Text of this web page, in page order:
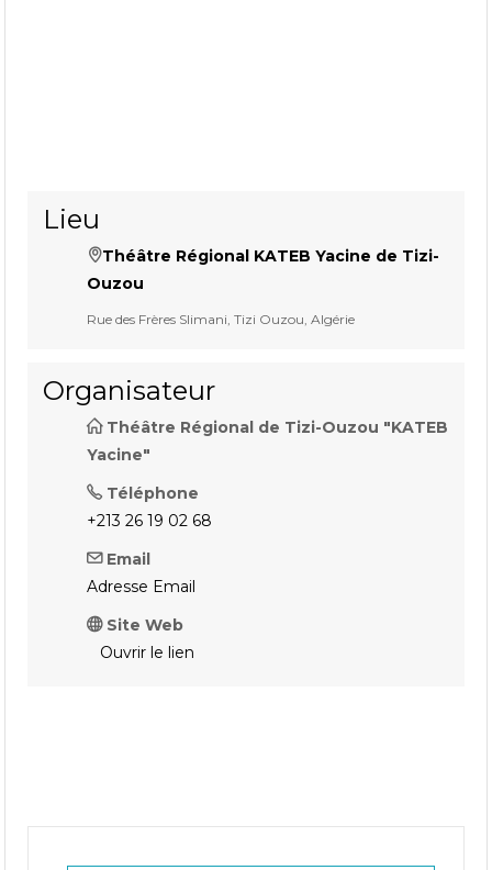
Lieu
Théâtre Régional KATEB Yacine de Tizi-
Ouzou
Rue des Frères Slimani, Tizi Ouzou, Algérie
Organisateur
Théâtre Régional de Tizi-Ouzou "KATEB
Yacine"
Téléphone
+213 26 19 02 68
Email
Adresse Email
Site Web
Ouvrir le lien